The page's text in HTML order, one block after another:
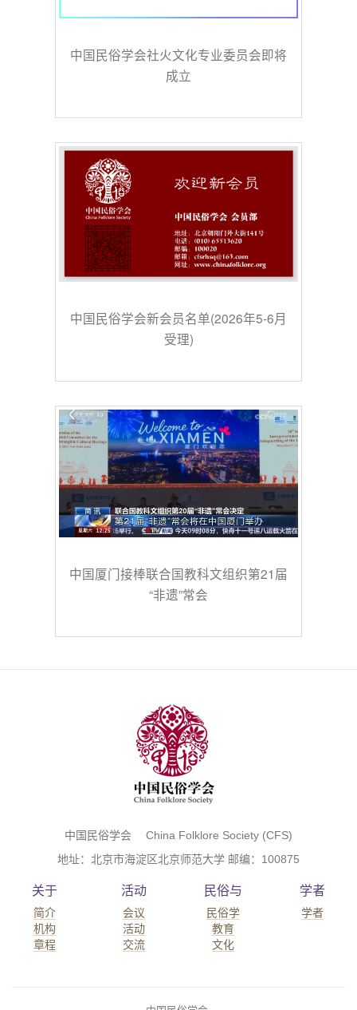
中国民俗学会社火文化专业委员会即将
成立
中国民俗学会新会员名单(2026年5-6月
受理)
中国厦门接棒联合国教科文组织第21届
“非遗”常会
中国民俗学会 China Folklore Society (CFS)
地址：北京市海淀区北京师范大学 邮编：100875
关于
简介
机构
章程
活动
会议
活动
交流
民俗与
民俗学
教育
文化
学者
学者